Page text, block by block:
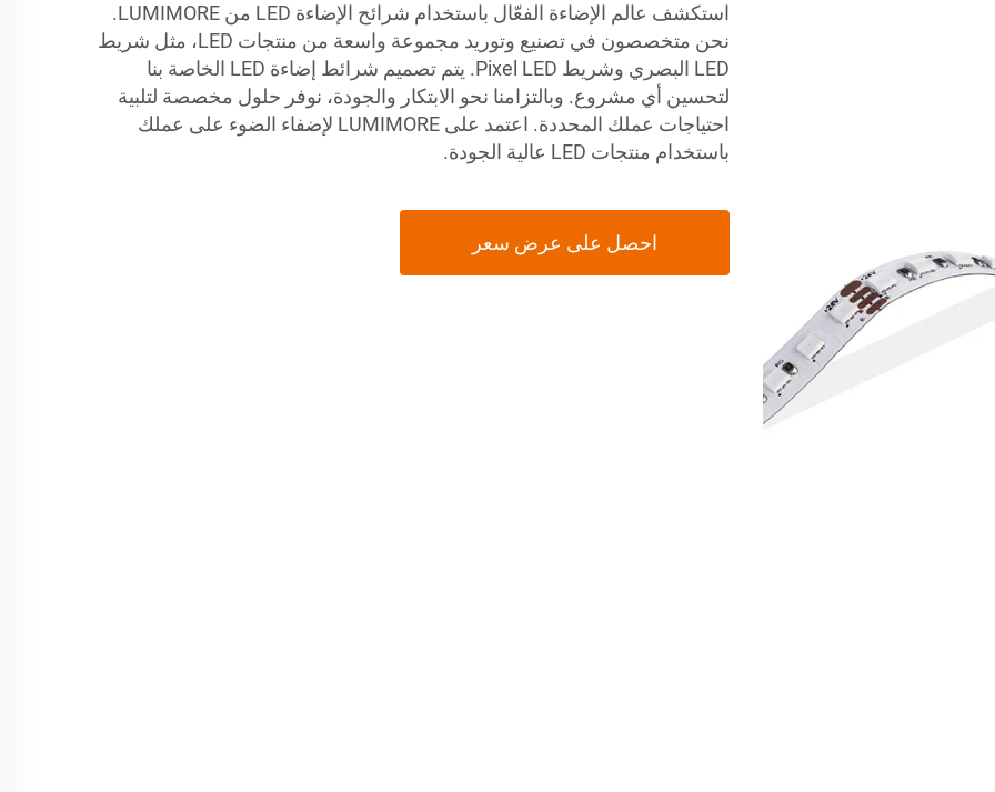
استكشف عالم الإضاءة الفعّال باستخدام شرائح الإضاءة LED من LUMIMORE.
نحن متخصصون في تصنيع وتوريد مجموعة واسعة من منتجات LED، مثل شريط
LED البصري وشريط Pixel LED. يتم تصميم شرائط إضاءة LED الخاصة بنا
لتحسين أي مشروع. وبالتزامنا نحو الابتكار والجودة، نوفر حلول مخصصة لتلبية
احتياجات عملك المحددة. اعتمد على LUMIMORE لإضفاء الضوء على عملك
باستخدام منتجات LED عالية الجودة.
احصل على عرض سعر